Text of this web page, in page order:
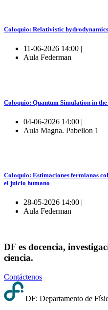
Coloquio: Relativistic
11-06-2026 14:00 |
Aula Federman
Coloquio: Quantum Simulation in
04-06-2026 14:00 |
Aula Magna. Pabellon 1
Coloquio: Estimaciones fermianas
el juicio humano
28-05-2026 14:00 |
Aula Federman
DF es docencia,
ciencia.
Contáctenos
DF: Departamento de